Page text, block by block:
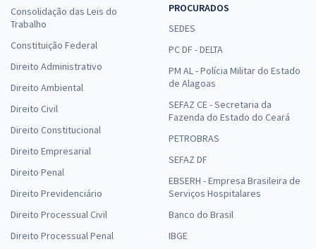
Consolidação das Leis do
Trabalho
Constituição Federal
Direito Administrativo
Direito Ambiental
Direito Civil
Direito Constitucional
Direito Empresarial
Direito Penal
Direito Previdenciário
Direito Processual Civil
Direito Processual Penal
PROCURADOS
SEDES
PC DF - DELTA
PM AL - Polícia Militar do Estado
de Alagoas
SEFAZ CE - Secretaria da
Fazenda do Estado do Ceará
PETROBRAS
SEFAZ DF
EBSERH - Empresa Brasileira de
Serviços Hospitalares
Banco do Brasil
IBGE